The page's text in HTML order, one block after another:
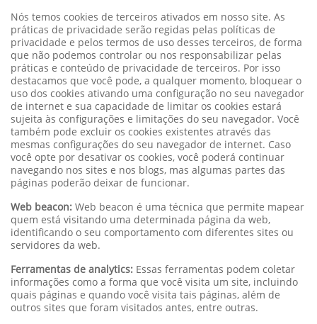
Nós temos cookies de terceiros ativados em nosso site. As
práticas de privacidade serão regidas pelas políticas de
privacidade e pelos termos de uso desses terceiros, de forma
que não podemos controlar ou nos responsabilizar pelas
práticas e conteúdo de privacidade de terceiros. Por isso
destacamos que você pode, a qualquer momento, bloquear o
uso dos cookies ativando uma configuração no seu navegador
de internet e sua capacidade de limitar os cookies estará
sujeita às configurações e limitações do seu navegador. Você
também pode excluir os cookies existentes através das
mesmas configurações do seu navegador de internet. Caso
você opte por desativar os cookies, você poderá continuar
navegando nos sites e nos blogs, mas algumas partes das
páginas poderão deixar de funcionar.
Web beacon: Web beacon é uma técnica que permite mapear
quem está visitando uma determinada página da web,
identificando o seu comportamento com diferentes sites ou
servidores da web.
Ferramentas de analytics: Essas ferramentas podem coletar
informações como a forma que você visita um site, incluindo
quais páginas e quando você visita tais páginas, além de
outros sites que foram visitados antes, entre outras.